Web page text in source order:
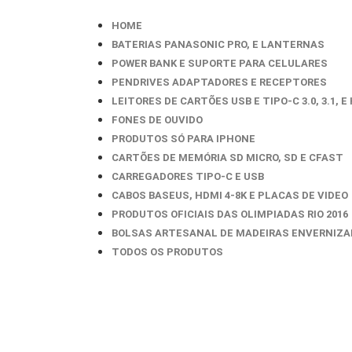
HOME
BATERIAS PANASONIC PRO, E LANTERNAS
POWER BANK E SUPORTE PARA CELULARES
PENDRIVES ADAPTADORES E RECEPTORES
LEITORES DE CARTÕES USB E TIPO-C 3.0, 3.1, E
FONES DE OUVIDO
PRODUTOS SÓ PARA IPHONE
CARTÕES DE MEMÓRIA SD MICRO, SD E CFAST
CARREGADORES TIPO-C E USB
CABOS BASEUS, HDMI 4-8K E PLACAS DE VIDEO
PRODUTOS OFICIAIS DAS OLIMPIADAS RIO 2016
BOLSAS ARTESANAL DE MADEIRAS
TODOS OS PRODUTOS